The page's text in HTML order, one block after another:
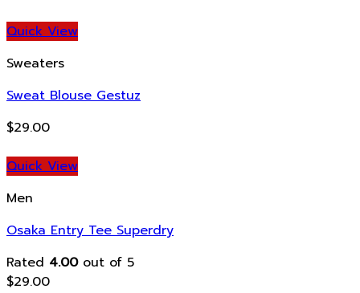
Quick View
Sweaters
Sweat Blouse Gestuz
$29.00
Quick View
Men
Osaka Entry Tee Superdry
Rated 4.00out of 5
$29.00